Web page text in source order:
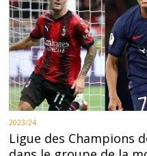
2023/24
Ligue des Champions